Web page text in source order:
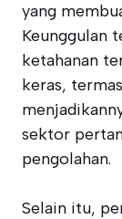
yang
Keunggulan
ketahanan
keras,
sektor
pengolahan.
Selain itu,